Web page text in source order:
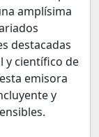
amplísima
destacadas
y científico de
emisora
y